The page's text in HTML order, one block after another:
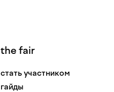
the fair
стать участником
гайды